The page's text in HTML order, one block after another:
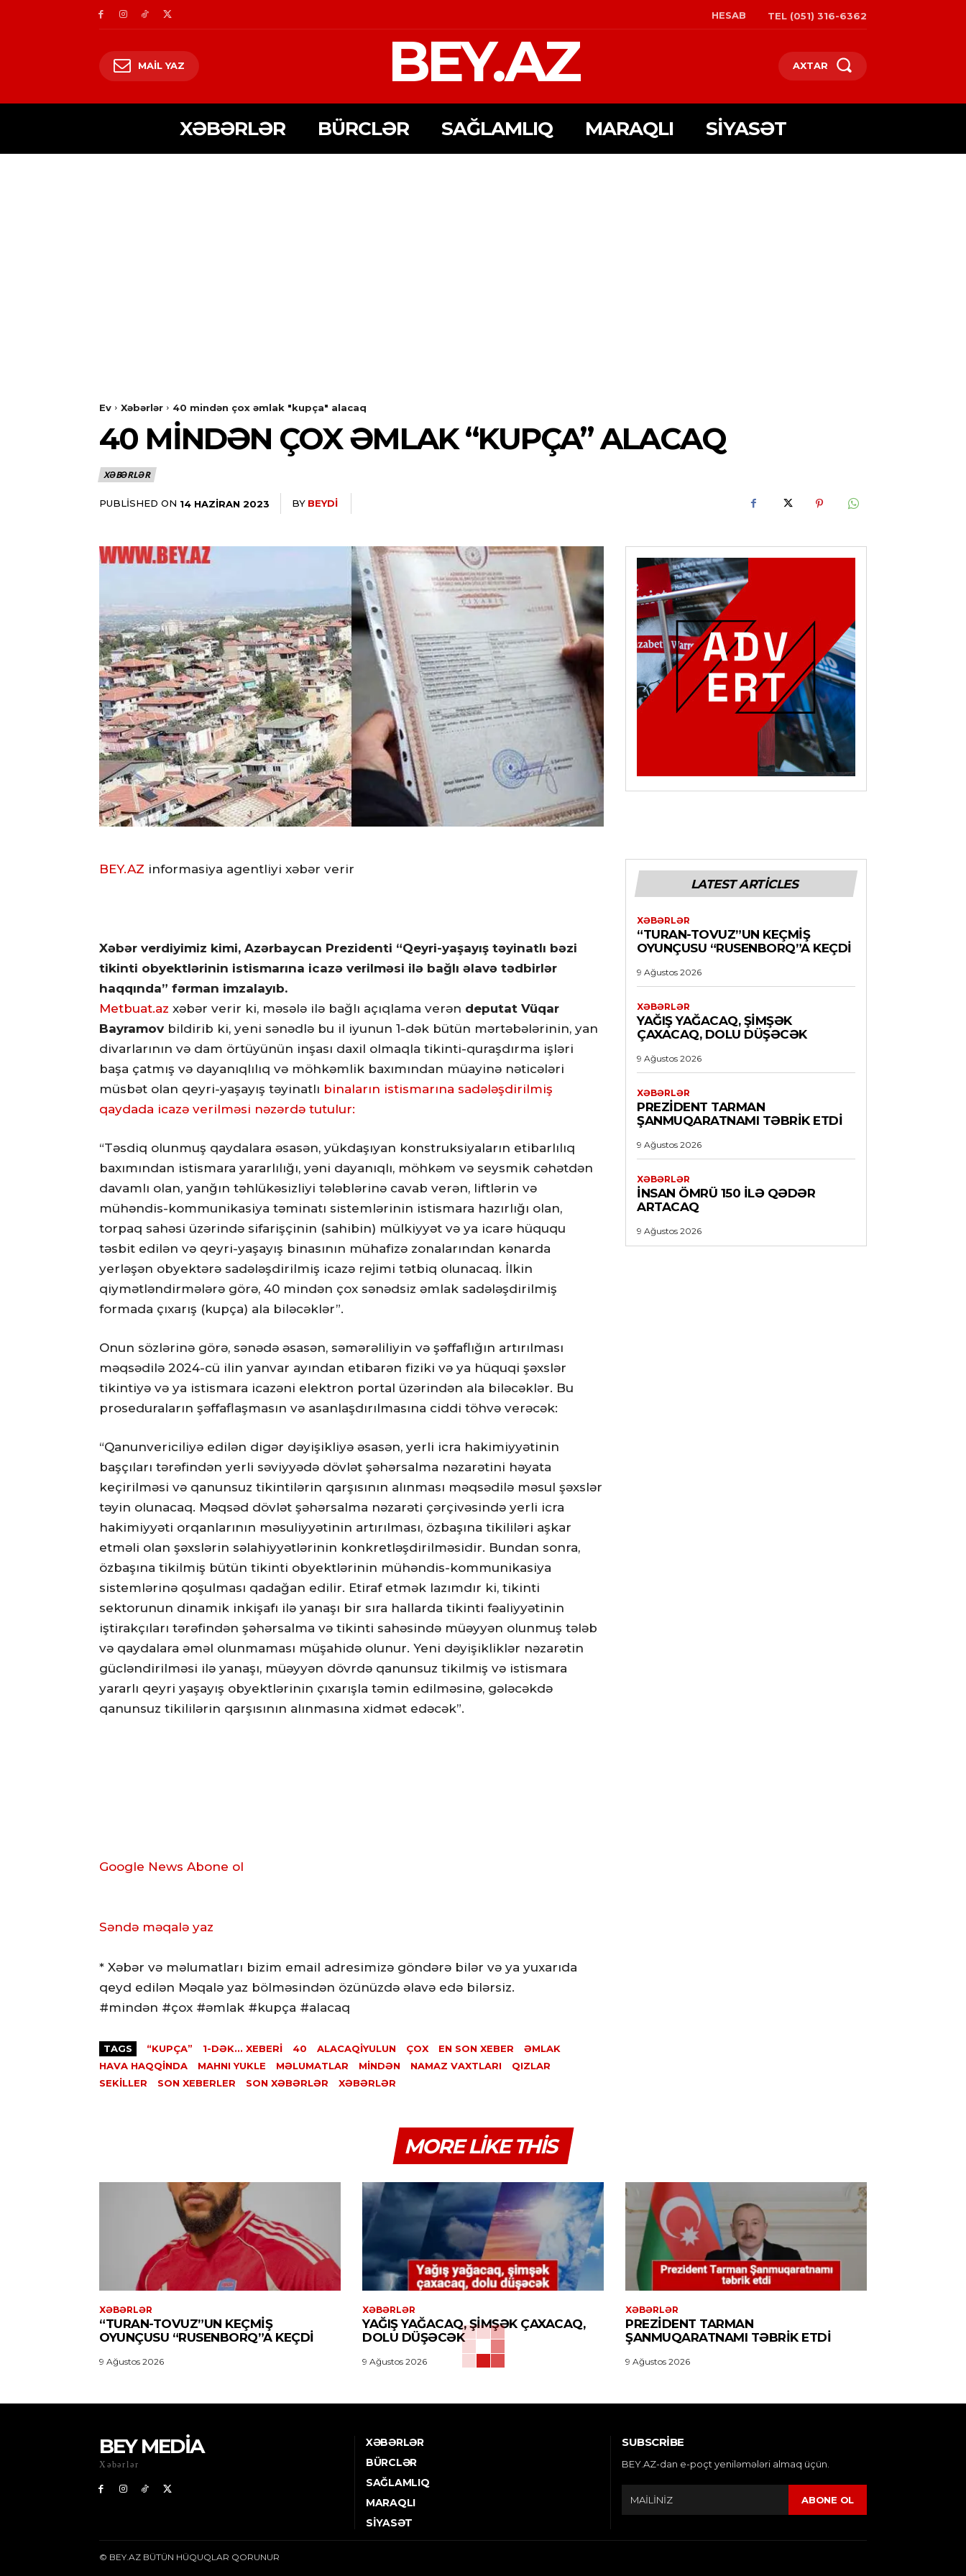
HESAB TEL (051) 316-6362
MAIL YAZ BEY.AZ AXTAR
XƏBƏRLƏR BÜRCLƏR SAĞLAMLIQ MARAQLI SIYASƏT
Ev Xəbərlər 40 mindən çox əmlak "kupça" alacaq
40 MINDƏN ÇOX ƏMLAK “KUPÇA” ALACAQ
XƏBƏRLƏR
PUBLISHED ON 14 HAZIRAN 2023 BY BEYDI
BEY.AZ informasiya agentliyi xəbər verir
Xəbər verdiyimiz kimi, Azərbaycan Prezidenti “Qeyri-yaşayış təyinatlı bəzi
tikinti obyektlərinin istismarına icazə verilməsi ilə bağlı əlavə tədbirlər
haqqında” fərman imzalayıb.
Metbuat.az xəbər verir ki, məsələ ilə bağlı açıqlama verən deputat Vüqar
Bayramov bildirib ki, yeni sənədlə bu il iyunun 1-dək bütün mərtəbələrinin, yan
divarlarının və dam örtüyünün inşası daxil olmaqla tikinti-quraşdırma işləri
başa çatmış və dayanıqlılıq və möhkəmlik baxımından müayinə nəticələri
müsbət olan qeyri-yaşayış təyinatlı binaların istismarına sadələşdirilmiş
qaydada icazə verilməsi nəzərdə tutulur:
“Təsdiq olunmuş qaydalara əsasən, yükdaşıyan konstruksiyaların etibarlılıq
baxımından istismara yararlılığı, yəni dayanıqlı, möhkəm və seysmik cəhətdən
davamlı olan, yanğın təhlükəsizliyi tələblərinə cavab verən, liftlərin və
mühəndis-kommunikasiya təminatı sistemlərinin istismara hazırlığı olan,
torpaq sahəsi üzərində sifarişçinin (sahibin) mülkiyyət və ya icarə hüququ
təsbit edilən və qeyri-yaşayış binasının mühafizə zonalarından kənarda
yerləşən obyektərə sadələşdirilmiş icazə rejimi tətbiq olunacaq. İlkin
qiymətləndirmələrə görə, 40 mindən çox sənədsiz əmlak sadələşdirilmiş
formada çıxarış (kupça) ala biləcəklər”.
Onun sözlərinə görə, sənədə əsasən, səmərəliliyin və şəffaflığın artırılması
məqsədilə 2024-cü ilin yanvar ayından etibarən fiziki və ya hüquqi şəxslər
tikintiyə və ya istismara icazəni elektron portal üzərindən ala biləcəklər. Bu
proseduraların şəffaflaşmasın və asanlaşdırılmasına ciddi töhvə verəcək:
“Qanunvericiliyə edilən digər dəyişikliyə əsasən, yerli icra hakimiyyətinin
başçıları tərəfindən yerli səviyyədə dövlət şəhərsalma nəzarətini həyata
keçirilməsi və qanunsuz tikintilərin qarşısının alınması məqsədilə məsul şəxslər
təyin olunacaq. Məqsəd dövlət şəhərsalma nəzarəti çərçivəsində yerli icra
hakimiyyəti orqanlarının məsuliyyətinin artırılması, özbaşına tikililəri aşkar
etməli olan şəxslərin səlahiyyətlərinin konkretləşdirilməsidir. Bundan sonra,
özbaşına tikilmiş bütün tikinti obyektlərinin mühəndis-kommunikasiya
sistemlərinə qoşulması qadağan edilir. Etiraf etmək lazımdır ki, tikinti
sektorunun dinamik inkişafı ilə yanaşı bir sıra hallarda tikinti fəaliyyətinin
iştirakçıları tərəfindən şəhərsalma və tikinti sahəsində müəyyən olunmuş tələb
və qaydalara əməl olunmaması müşahidə olunur. Yeni dəyişikliklər nəzarətin
gücləndirilməsi ilə yanaşı, müəyyən dövrdə qanunsuz tikilmiş və istismara
yararlı qeyri yaşayış obyektlərinin çıxarışla təmin edilməsinə, gələcəkdə
qanunsuz tikililərin qarşısının alınmasına xidmət edəcək”.
Google News Abone ol
Səndə məqalə yaz
* Xəbər və məlumatları bizim email adresimizə göndərə bilər və ya yuxarıda
qeyd edilən Məqalə yaz bölməsindən özünüzdə əlavə edə bilərsiz.
#mindən #çox #əmlak #kupça #alacaq
TAGS “KUPÇA” 1-DƏK... XEBERI 40 ALACAQİYULUN ÇOX EN SON XEBER
ƏMLAK
HAVA HAQQINDA
MAHNI YUKLE MƏLUMATLAR MINDƏN NAMAZ VAXTLARI
QIZLAR
SEKILLER
SON XEBERLER SON XƏBƏRLƏR XƏBƏRLƏR
LATEST ARTICLES
XƏBƏRLƏR
“TURAN-TOVUZ”UN KEÇMIŞ
OYUNÇUSU “RUSENBORQ”A KEÇDI
9 Ağustos 2026
XƏBƏRLƏR
YAĞIŞ YAĞACAQ, ŞIMŞƏK
ÇAXACAQ, DOLU DÜŞƏCƏK
9 Ağustos 2026
XƏBƏRLƏR
PREZIDENT TARMAN
ŞANMUQARATNAMI TƏBRIK ETDI
9 Ağustos 2026
XƏBƏRLƏR
İNSAN ÖMRÜ 150 ILƏ QƏDƏR
ARTACAQ
9 Ağustos 2026
MORE LIKE THIS
XƏBƏRLƏR
“TURAN-TOVUZ”UN KEÇMIŞ
OYUNÇUSU “RUSENBORQ”A KEÇDI
9 Ağustos 2026
XƏBƏRLƏR
YAĞIŞ YAĞACAQ, ŞIMŞƏK ÇAXACAQ,
DOLU DÜŞƏCƏK
9 Ağustos 2026
XƏBƏRLƏR
PREZIDENT TARMAN
ŞANMUQARATNAMI TƏBRIK ETDI
9 Ağustos 2026
BEY MEDİA
Xəbərlər
XƏBƏRLƏR
BÜRCLƏR
SAĞLAMLIQ
MARAQLI
SIYASƏT
SUBSCRIBE
BEY.AZ-dan e-poçt yeniləmələri almaq üçün.
ABONE OL
© BEY.AZ BÜTÜN HÜQUQLAR QORUNUR